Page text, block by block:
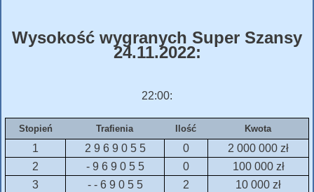
Wysokość wygranych Super Szansy
24.11.2022:
22:00:
Stopień Trafienia Ilość Kwota
1 2 9 6 9 0 5 5 0
2 000 000 zł
2
- 9 6 9 0 5 5 0
100 000 zł
3
- - 6 9 0 5 5 2
10 000 zł